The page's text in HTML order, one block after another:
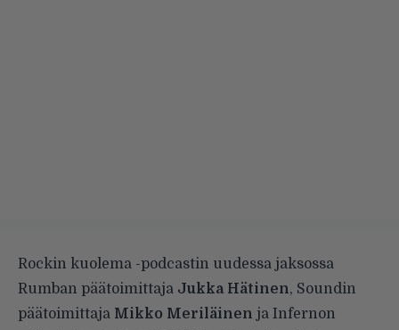
Rockin kuolema -podcastin uudessa jaksossa
Rumban päätoimittaja Jukka Hätinen, Soundin
päätoimittaja Mikko Meriläinen ja Infernon